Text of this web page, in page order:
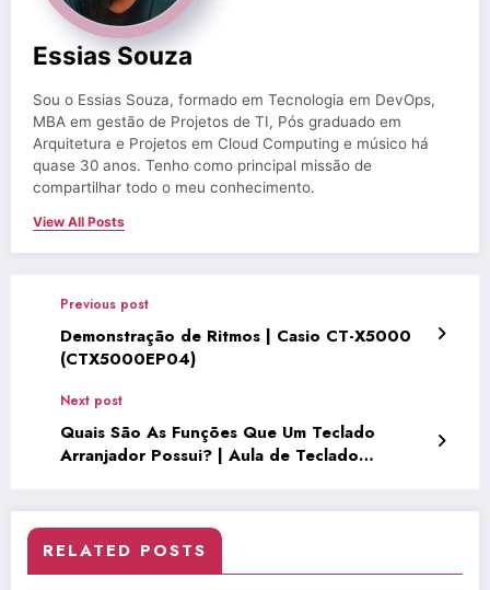
Essias Souza
Sou o Essias Souza, formado em Tecnologia em DevOps,
MBA em gestão de Projetos de TI, Pós graduado em
Arquitetura e Projetos em Cloud Computing e músico há
quase 30 anos. Tenho como principal missão de
compartilhar todo o meu conhecimento.
View All Posts
Previous post
Demonstração de Ritmos | Casio CT-X5000
(CTX5000EP04)
Next post
Quais São As Funções Que Um Teclado
Arranjador Possui? | Aula de Teclado
RELATED POSTS